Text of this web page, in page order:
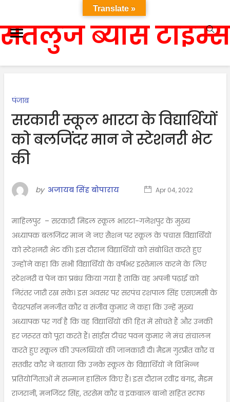
सतलुज ब्यास टाइम्स
पंजाब
सरकारी स्कूल भारटा के विद्यार्थियों
को बलजिंदर मान ने स्टेशनरी भेट
की
by अजायब सिंह बोपाराय Apr 04, 2022
माहिलपुर – सरकारी मिडल स्कूल भारटा-गनेशपुर के मुख्य
अध्यापक बलजिंदर मान ने नए सैशन पर स्कूल के पचास विद्यार्थियों
को स्टेशनरी भेट की। इस दौरान विद्यार्थियों को संबोधित करते हुए
उन्होंने कहा कि सभी विद्यार्थियों के वर्षभर इस्तेमाल करने के लिए
स्टेशनरी व पेन का प्रबंध किया गया है ताकि वह अपनी पढ़ाई को
निरंतर जारी रख सके। इस अवसर पर सरपंच रशपाल सिंह एसएमसी के
चैयरपर्सन मनजीत कौर व संजीव कुमार ने कहा कि उन्हें मुख्य
अध्यापक पर गर्व है कि वह विद्यार्थियों की हित में सोचते हैं और उनकी
हर जरूरत को पूरा करते हैं। सांईंस टीचर पवन कुमार ने मंच संचालन
करते हुए स्कूल की उपलब्धियों की जानकारी दी। मैडम गुरप्रीत कौर व
सतवीर कौर ने बताया कि उनके स्कूल के विद्यार्थियों ने विभिन्न
प्रतियोगिताओं में सन्मान हासिल किए हैं। इस दौरान रवींद्र बंगड, मैडम
राजरानी, मनजिंदर सिंह, तरसेम कौर व इकबाल बानो सहित स्टाफ
Translate »